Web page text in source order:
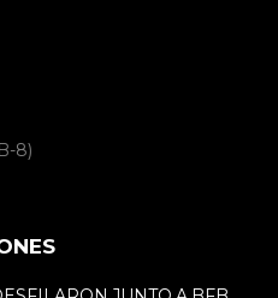
8)